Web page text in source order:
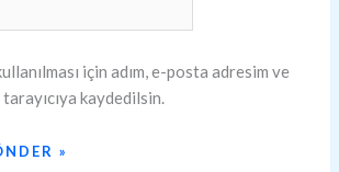
için adım, e-posta adresim ve
kaydedilsin.